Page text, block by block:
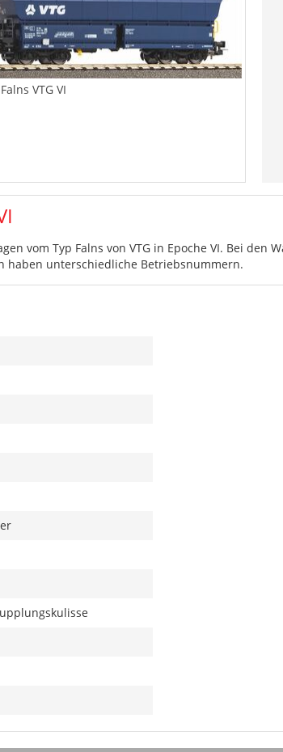
VTG VI
vom Typ Falns von VTG in Epoche VI. Bei
haben unterschiedliche Betriebsnummern.